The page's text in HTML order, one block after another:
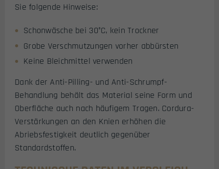
Sie folgende Hinweise:
Schonwäsche bei 30°C, kein Trockner
Grobe Verschmutzungen vorher abbürsten
Keine Bleichmittel verwenden
Dank der Anti-Pilling- und Anti-Schrumpf-
Behandlung behält das Material seine Form und
Oberfläche auch nach häufigem Tragen. Cordura-
Verstärkungen an den Knien erhöhen die
Abriebsfestigkeit deutlich gegenüber
Standardstoffen.